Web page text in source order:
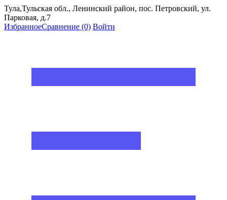
Тула,Тульская обл., Ленинский район, пос. Петровский, ул.
Парковая, д.7
ИзбранноеСравнение (0) Войти